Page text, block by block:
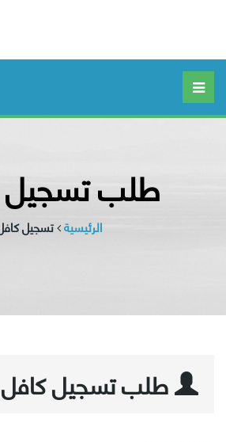
طلب تسجيل
الرئيسية تسجيل
طلب تسجيل كافل